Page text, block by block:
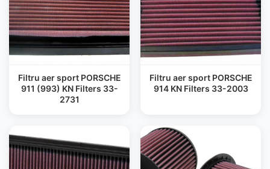
Filtru aer sport PORSCHE
911 (993) KN Filters 33-
2731
Filtru aer sport PORSCHE
914 KN Filters 33-2003